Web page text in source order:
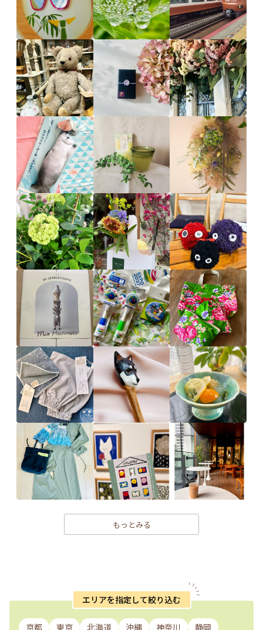
もっとみる
エリアを指定して絞り込む
京都 東京 北海道 沖縄 神奈川 静岡